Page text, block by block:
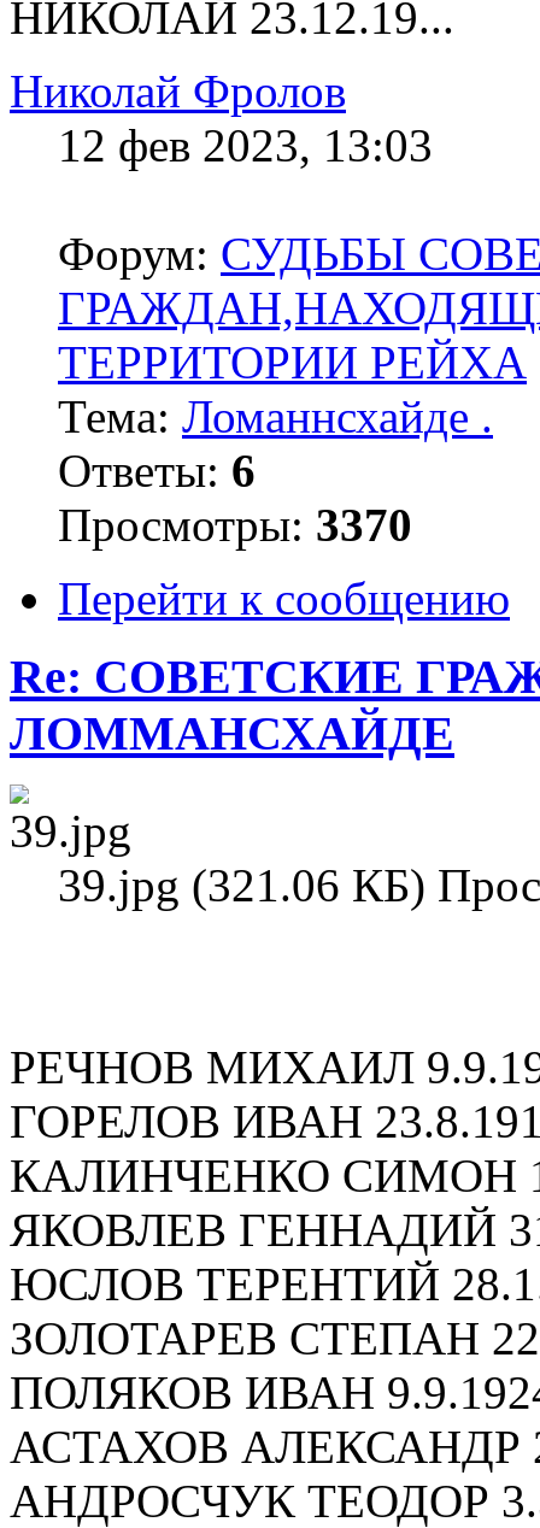
НИКОЛАЙ 23.12.19...
Николай Фролов
12 фев 2023, 13:03
Форум: СУДЬБЫ
ТЕРРИТОРИИ РЕЙХА
Тема: Ломаннсхайде .
Ответы: 6
Просмотры: 3370
Перейти к сообщению
Re: СОВЕТСКИЕ
ЛОММАНСХАЙДЕ
39.jpg (321.06 КБ)
РЕЧНОВ МИХАИЛ
ГОРЕЛОВ ИВАН
КАЛИНЧЕНКО СИМОН
ЯКОВЛЕВ ГЕННАДИЙ
ЮСЛОВ ТЕРЕНТИЙ
ЗОЛОТАРЕВ СТЕПАН
ПОЛЯКОВ ИВАН
АСТАХОВ АЛЕКСАНДР
АНДРОСЧУК ТЕОДОР